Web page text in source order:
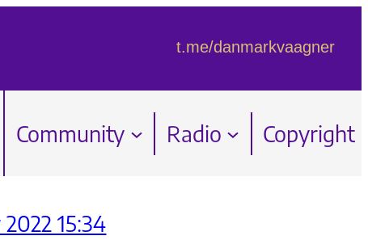
t.me/danmarkvaagner
Community Radio Copyright
15:34